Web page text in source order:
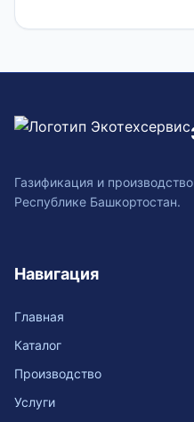
Газификация и
Республике Башкортостан.
Навигация
Главная
Каталог
Производство
Услуги